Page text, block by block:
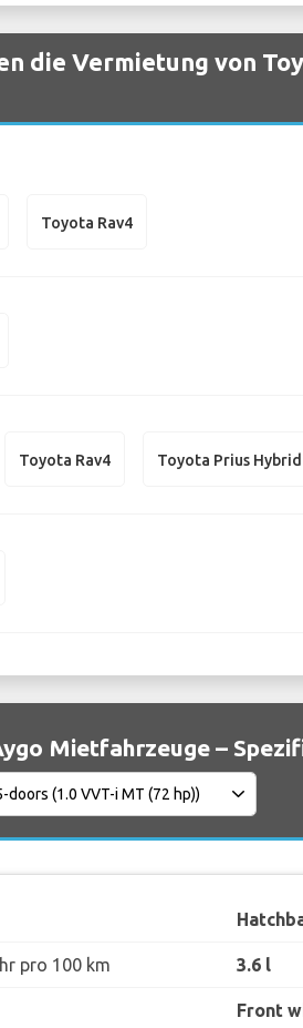
die Vermietung von
Toyota Rav4
Toyota Rav4 Toyota Prius Hybrid
Mietfahrzeuge –
pro 100 km 3.6 l
Front